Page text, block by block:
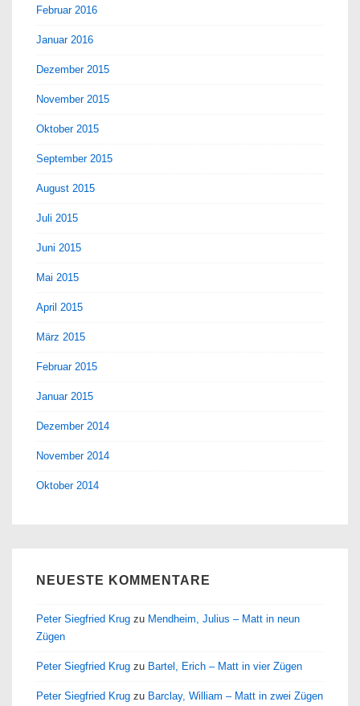
Februar 2016
Januar 2016
Dezember 2015
November 2015
Oktober 2015
September 2015
August 2015
Juli 2015
Juni 2015
Mai 2015
April 2015
März 2015
Februar 2015
Januar 2015
Dezember 2014
November 2014
Oktober 2014
NEUESTE KOMMENTARE
Peter Siegfried Krug zu Mendheim, Julius – Matt in neun
Zügen
Peter Siegfried Krug zu Bartel, Erich – Matt in vier Zügen
Peter Siegfried Krug zu Barclay, William – Matt in zwei Zügen